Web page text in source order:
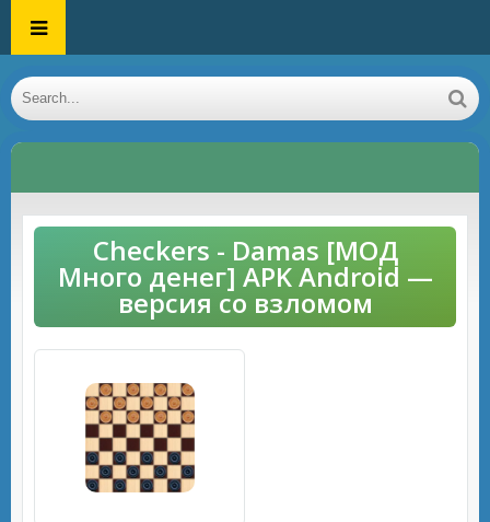
Checkers - Damas [МОД
Много денег] APK Android —
версия со взломом